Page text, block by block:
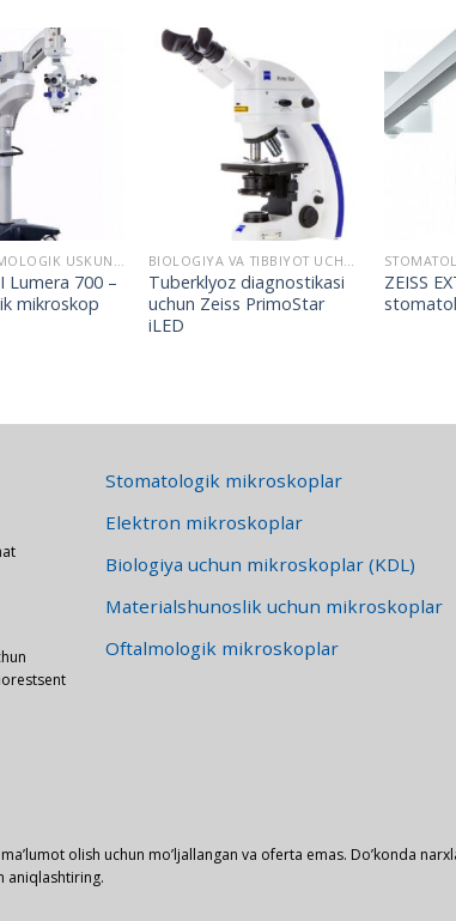
ZEISS OFTALMOLOGIK USKUNALARI
Lumera 700 –
mikroskop
BIOLOGIYA VA TIBBIYOT UCHUN MIKROSKOPLAR
Tuberklyoz diagnostikasi
uchun Zeiss PrimoStar
iLED
ZEISS
Stomatologik mikroskoplar
Elektron mikroskoplar
Biologiya uchun mikroskoplar (KDL)
Materialshunoslik uchun mikroskoplar
Oftalmologik mikroskoplar
olish uchun mo’ljallangan va oferta emas. Do’konda
aniqlashtiring.